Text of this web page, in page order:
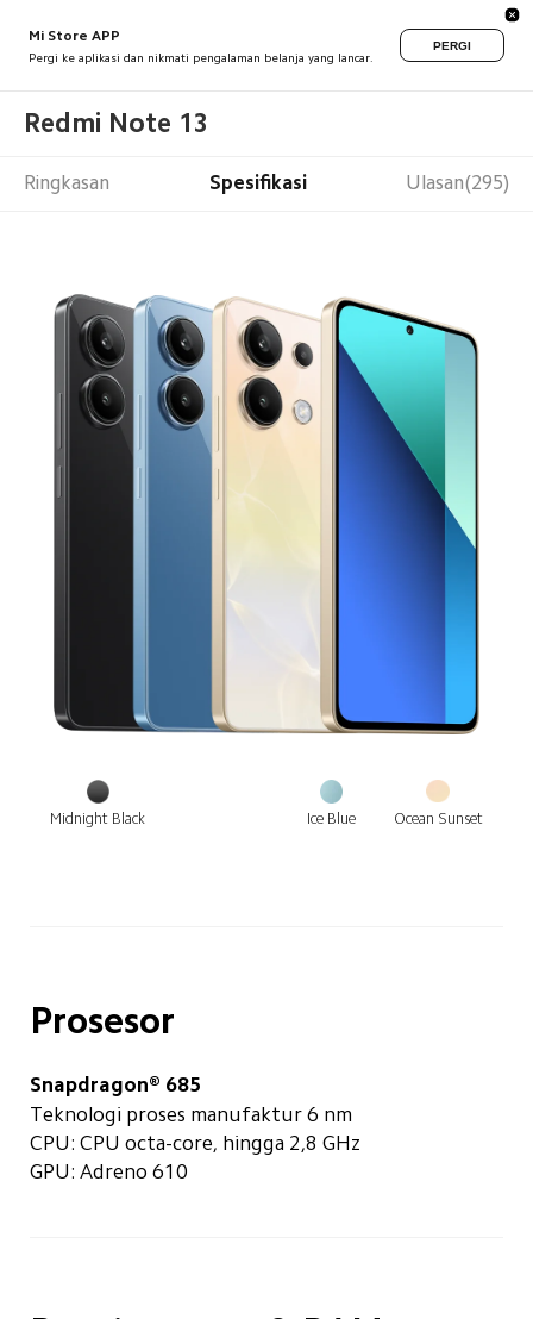
Mi Store APP
Pergi ke aplikasi dan nikmati pengalaman belanja yang lancar.
PERGI
Redmi Note 13
Ringkasan Spesifikasi Ulasan(295)
Midnight Black Ice Blue Ocean Sunset
Prosesor
Snapdragon® 685
Teknologi proses manufaktur 6 nm
CPU: CPU octa-core, hingga 2,8 GHz
GPU: Adreno 610